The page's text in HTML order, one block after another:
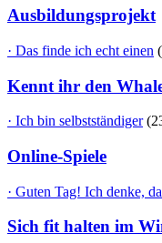
Ausbildungsprojekt
· Das finde ich echt einen
Kennt ihr den
· Ich bin selbstständiger
Online-Spiele
· Guten Tag! Ich denke,
Sich fit halten im